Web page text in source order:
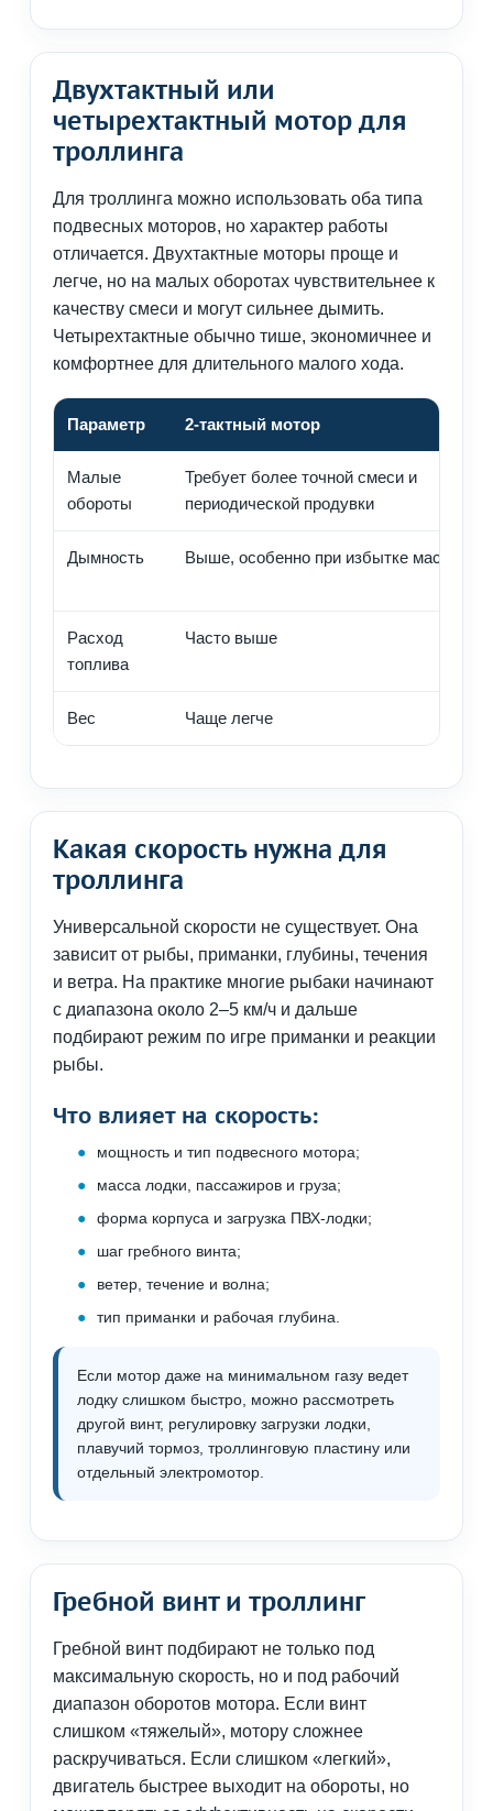
Двухтактный или
четырехтактный мотор для
троллинга
Для троллинга можно использовать оба типа
подвесных моторов, но характер работы
отличается. Двухтактные моторы проще и
легче, но на малых оборотах чувствительнее к
качеству смеси и могут сильнее дымить.
Четырехтактные обычно тише, экономичнее и
комфортнее для длительного малого хода.
Параметр 2-тактный мотор
Малые
обороты
Требует более точной смеси и
периодической продувки
Дымность Выше, особенно при избытке масла
Расход
топлива
Часто выше
Вес Чаще легче
Какая скорость нужна для
троллинга
Универсальной скорости не существует. Она
зависит от рыбы, приманки, глубины, течения
и ветра. На практике многие рыбаки начинают
с диапазона около 2–5 км/ч и дальше
подбирают режим по игре приманки и реакции
рыбы.
Что влияет на скорость:
мощность и тип подвесного мотора;
масса лодки, пассажиров и груза;
форма корпуса и загрузка ПВХ-лодки;
шаг гребного винта;
ветер, течение и волна;
тип приманки и рабочая глубина.
Если мотор даже на минимальном газу ведет
лодку слишком быстро, можно рассмотреть
другой винт, регулировку загрузки лодки,
плавучий тормоз, троллинговую пластину или
отдельный электромотор.
Гребной винт и троллинг
Гребной винт подбирают не только под
максимальную скорость, но и под рабочий
диапазон оборотов мотора. Если винт
слишком «тяжелый», мотору сложнее
раскручиваться. Если слишком «легкий»,
двигатель быстрее выходит на обороты, но